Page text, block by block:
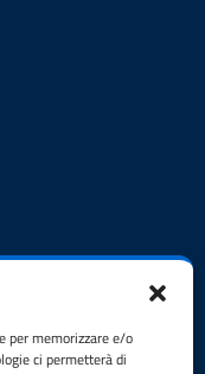
per memorizzare e/o
ci permetterà di